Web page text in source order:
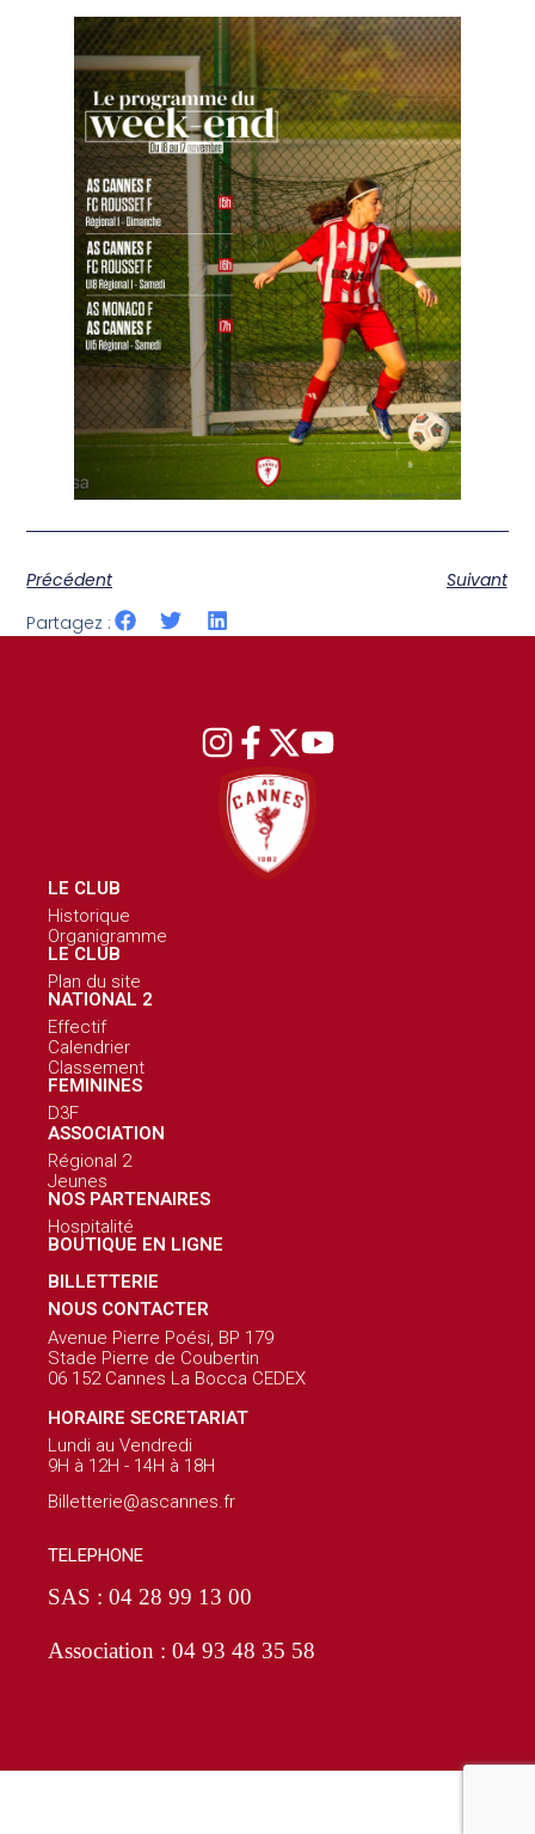
Précédent
Suivant
Partagez :
LE CLUB
Historique
Organigramme
LE CLUB
Plan du site
NATIONAL 2
Effectif
Calendrier
Classement
FEMININES
D3F
ASSOCIATION
Régional 2
Jeunes
NOS PARTENAIRES
Hospitalité
BOUTIQUE EN LIGNE
BILLETTERIE
NOUS CONTACTER
Avenue Pierre Poési, BP 179
Stade Pierre de Coubertin
06 152 Cannes La Bocca CEDEX
HORAIRE SECRETARIAT
Lundi au Vendredi
9H à 12H - 14H à 18H
Billetterie@ascannes.fr
TELEPHONE
SAS : 04 28 99 13 00
Association : 04 93 48 35 58